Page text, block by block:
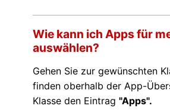
Wie kann ich Apps für
auswählen?
Gehen Sie zur gewünschten
finden oberhalb der App-
Klasse den Eintrag "Apps".